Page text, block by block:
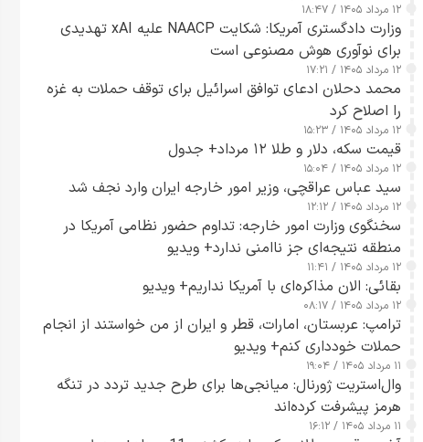
۱۲ مرداد ۱۴۰۵ / ۱۸:۴۷
وزارت دادگستری آمریکا: شکایت NAACP علیه xAI تهدیدی
برای نوآوری هوش مصنوعی است
۱۲ مرداد ۱۴۰۵ / ۱۷:۲۱
محمد دحلان ادعای توافق اسرائیل برای توقف حملات به غزه
را اصلاح کرد
۱۲ مرداد ۱۴۰۵ / ۱۵:۲۳
قیمت سکه، دلار و طلا ۱۲ مرداد+ جدول
۱۲ مرداد ۱۴۰۵ / ۱۵:۰۴
سید عباس عراقچی، وزیر امور خارجه ایران وارد نجف شد
۱۲ مرداد ۱۴۰۵ / ۱۲:۱۲
سخنگوی وزارت امور خارجه: تداوم حضور نظامی آمریکا در
منطقه نتیجه‌ای جز ناامنی ندارد+ ویدیو
۱۲ مرداد ۱۴۰۵ / ۱۱:۴۱
بقائی: الان مذاکره‌ای با آمریکا نداریم+ ویدیو
۱۲ مرداد ۱۴۰۵ / ۰۸:۱۷
ترامپ: عربستان، امارات، قطر و ایران از من خواستند از انجام
حملات خودداری کنم+ ویدیو
۱۱ مرداد ۱۴۰۵ / ۱۹:۰۴
وال‌استریت ژورنال: میانجی‌ها برای طرح جدید تردد در تنگه
هرمز پیشرفت کرده‌اند
۱۱ مرداد ۱۴۰۵ / ۱۶:۱۲